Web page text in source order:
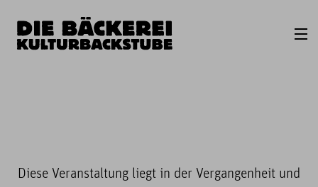
Diese Veranstaltung liegt in der Vergangenheit und